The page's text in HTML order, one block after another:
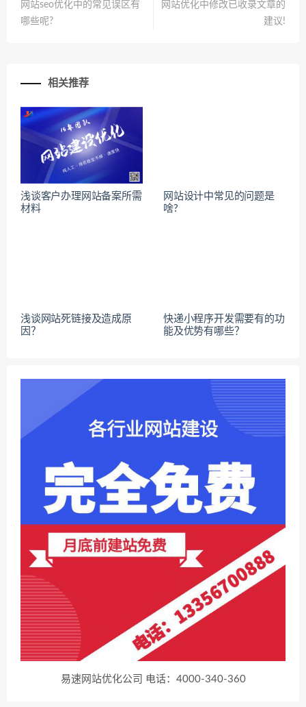
网站seo优化中的常见误区有
哪些呢?
网站优化中修改已收录文章的
建议!
相关推荐
浅谈客户办理网站备案所需
材料
网站设计中常见的问题是
啥?
浅谈网站死链接及造成原
因？
快递小程序开发需要有的功
能及优势有哪些？
易速网站优化公司 电话：4000-340-360